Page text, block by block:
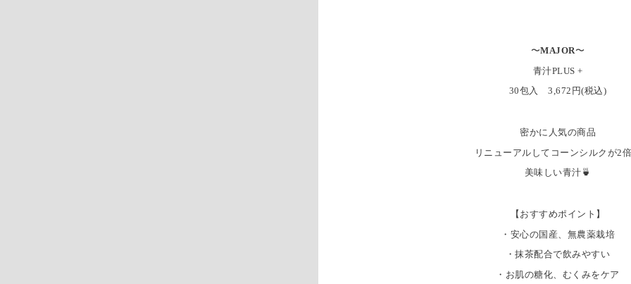
〜MAJOR〜
青汁PLUS +
30包入 3,672円(税込)
密かに人気の商品
リニューアルしてコーンシルクが2
美味しい青汁🍵
【おすすめポイント】
・安心の国産、無農薬栽培
・抹茶配合で飲みやすい
・お肌の糖化、むくみをケア